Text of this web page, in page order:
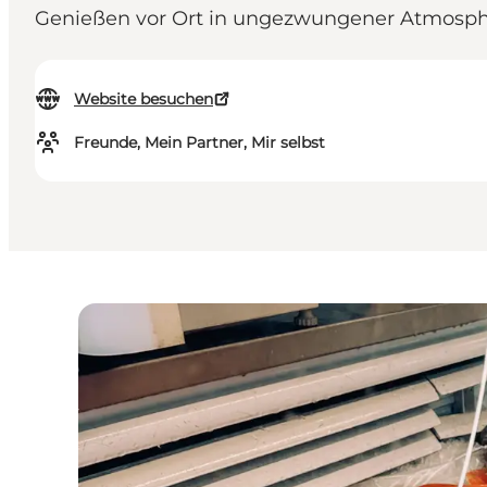
Genießen vor Ort in ungezwungener
Website besuchen
Freunde, Mein Partner, Mir selbst